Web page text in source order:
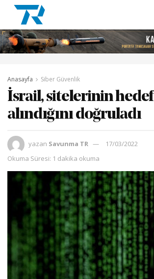
Anasayfa Siber Güvenlik
İsrail, sitelerinin hedef
alındığını doğruladı
yazan Savunma TR
17/03/2022
Okuma Süresi: 1 dakika okuma